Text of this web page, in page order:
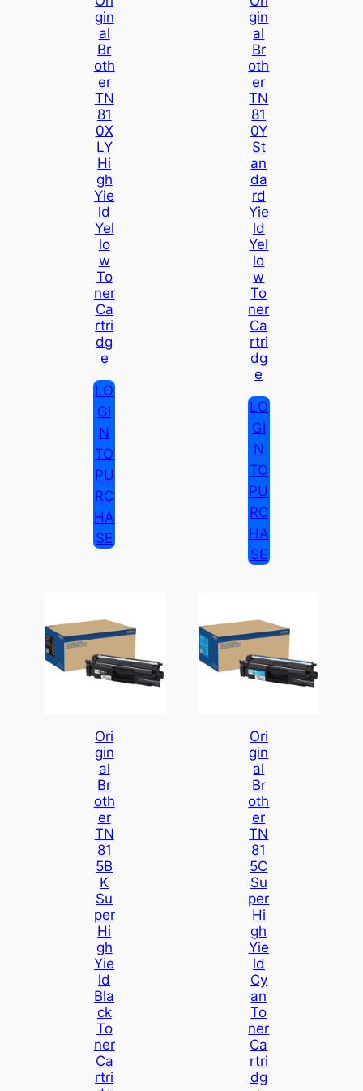
Gin
Al
Br
Oth
Er
TN
81
0X
LY
Hi
Gh
Yie
Ld
Yel
Lo
W
To
Ner
Ca
Rtri
Dg
E
LO
GI
N
TO
PU
RC
HA
SE
Gin
Al
Br
Oth
Er
TN
81
0Y
St
An
Da
Rd
Yie
Ld
Yel
Lo
W
To
Ner
Ca
Rtri
Dg
E
LO
GI
N
TO
PU
RC
HA
SE
Ori
Gin
Al
Br
Oth
Er
TN
81
5B
K
Su
Per
Hi
Gh
Yie
Ld
Bla
Ck
To
Ner
Ca
Rtri
Ori
Gin
Al
Br
Oth
Er
TN
81
5C
Su
Per
Hi
Gh
Yie
Ld
Cy
An
To
Ner
Ca
Rtri
Dg